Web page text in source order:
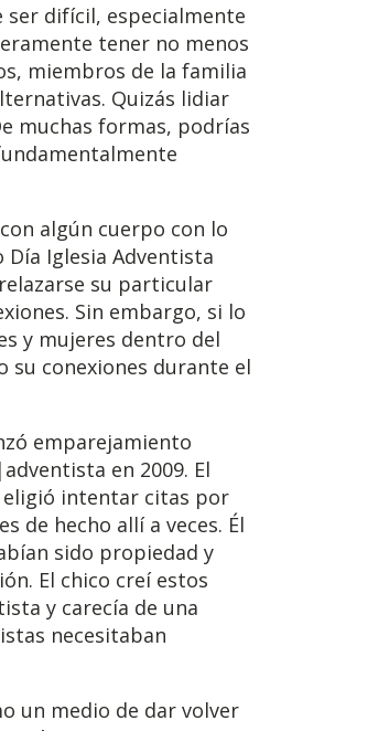
difícil, especialmente
tener no menos
miembros de la familia
Quizás lidiar
muchas formas, podrías
algún cuerpo con lo
Iglesia Adventista
su particular
Sin embargo, si lo
y mujeres dentro del
su conexiones durante el
emparejamiento
en 2009. El
eligió intentar citas por
de hecho allí a veces. Él
sido propiedad y
El chico creí estos
y carecía de una
necesitaban
un medio de dar volver